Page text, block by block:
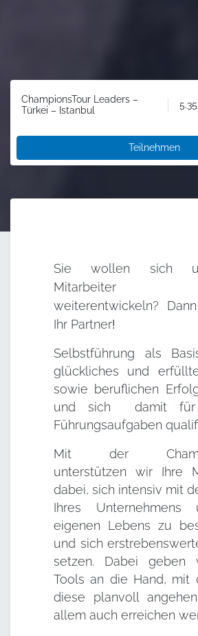
ChampionsTour Leaders –
Türkei – Istanbul
Teilnehmen
Sie wollen sich
Mitarbeiter
weiterentwickeln?
Ihr Partner!
Selbstführung als
glückliches und
sowie beruflichen
und sich damit für
Führungsaufgaben
Mit der
unterstützen wir Ihre
dabei, sich intensiv mit
Ihres Unternehmens
eigenen Lebens zu
und sich
setzen. Dabei geben
Tools an die Hand, mit
diese planvoll
allem auch erreichen